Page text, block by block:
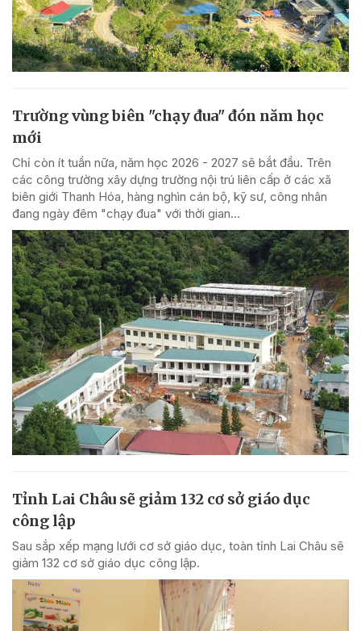
Trường vùng biên "chạy đua" đón năm học
mới
Chỉ còn ít tuần nữa, năm học 2026 - 2027 sẽ bắt đầu. Trên
các công trường xây dựng trường nội trú liên cấp ở các xã
biên giới Thanh Hóa, hàng nghìn cán bộ, kỹ sư, công nhân
đang ngày đêm "chạy đua" với thời gian...
Tỉnh Lai Châu sẽ giảm 132 cơ sở giáo dục
công lập
Sau sắp xếp mạng lưới cơ sở giáo dục, toàn tỉnh Lai Châu sẽ
giảm 132 cơ sở giáo dục công lập.